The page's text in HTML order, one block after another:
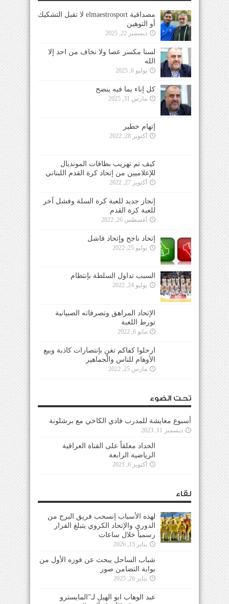
مصداقية elmaestrosport لا تقبل التشكيك
أو التوهين
ديسمبر 22, 2025
لسنا مكسر عصا ولا نخاف من احد إلا
الله
يوليو 6, 2025
كل إناء بما فيه ينضح
مارس 31, 2025
إتهام خطير
أكتوبر 28, 2022
كيف تم تهريب بطاقات المونديال
للإعلاميين من إتحاد كرة القدم اللبناني
أكتوبر 27, 2022
إنجاز جديد للعبة كرة السلة وفشل آخر
للعبة كرة القدم
أغسطس 26, 2022
إتحاد ناجح وإتحاد فاشل
يوليو 25, 2022
السبب تداول السلطة بإنتظام
يوليو 24, 2022
الإتحاد المراهق وتصرفاته الصبيانية
تورط اللعبة
مايو 6, 2022
ارحلوا كفاكم تغنٍ بإنتصارات كاذبة وبيع
الأوهام للناس والجماهير
مارس 25, 2022
تحت الضوء
أسبوع معايشة للمدرب فادي الكاخي مع برشلونة
ديسمبر 11, 2023
الحداد معلقاً على القناة العراقية
الرياضية الرابعة
أكتوبر 6, 2021
لقاء
لهذه الأسباب إنسحب فريق البرج من
الدوري والإتحاد الكروي يتبلغ القرار
رسمياً خلال ساعات
يناير 13, 2026
شباب الساحل يبحث عن فوزه الأول من
بوابة التضامن صور
يناير 26, 2025
عبد الوهاب ابو الهيل لـ”المايسترو